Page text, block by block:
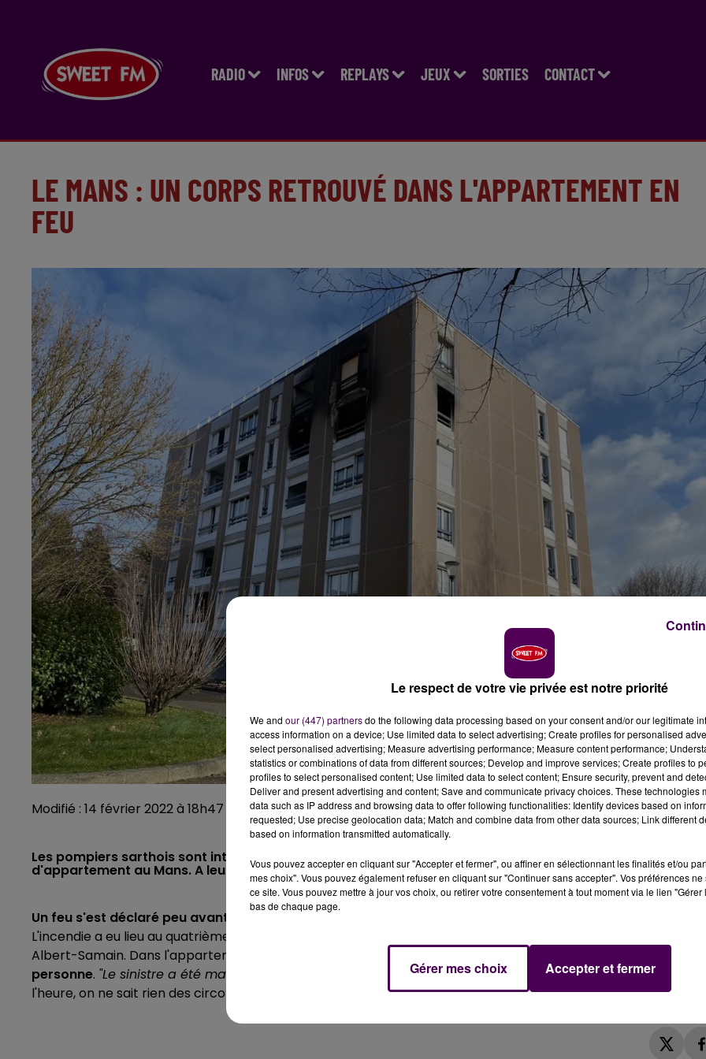
RADIO INFOS REPLAYS JEUX SORTIES CONTACT
LE MANS : UN CORPS RETROUVÉ DANS L'APPARTEMENT EN
FEU
Modifié : 14 février 2022 à 18h47 par Noëlline Garon / crédit photo : Emilien Borderie
Les pompiers sarthois sont intervenus en tout début de matinée ce lundi 14 février pour un feu
d'appartement au Mans. A leur arrivée sur place, ils ont découvert le corps sans vie d'une personne.
Un feu s'est déclaré peu avant 6h30 dans la matinée de ce lundi 14 février au Mans
L'incendie a eu lieu au quatrième étage d'un immeuble de cinq niveaux situé plus précisément au n°4 de la rue
Albert-Samain. Dans l'appartement touché,
personne. "Le sinistre a été maîtrisé au moyen d'une lance"
indiquent les secouristes dans leur bilan. Pour
l'heure, on ne sait rien des circonstances des faits.
Le respect de votre vie privée est notre priorité
We and our (447) partnersdo the following data processing based on your consent and/or our legitimate
access information on a device; Use limited data to select advertising; Create profiles for personalised
select personalised advertising; Measure advertising performance; Measure content performance;
statistics or combinations of data from different sources; Develop and improve services; Create profiles to
profiles to select personalised content; Use limited data to select content; Ensure security, prevent and
Deliver and present advertising and content; Save and communicate privacy choices. These technologies
data such as IP address and browsing data to offer following functionalities: Identify devices based on
requested; Use precise geolocation data; Match and combine data from other data sources; Link different
based on information transmitted automatically.
Vous pouvez accepter en cliquant sur "Accepter et fermer", ou affiner en sélectionnant les finalités et/ou
mes choix". Vous pouvez également refuser en cliquant sur "Continuer sans accepter". Vos préférences
ce site. Vous pouvez mettre à jour vos choix, ou retirer votre consentement à tout moment via le lien
bas de chaque page.
Gérer mes choix Accepter et fermer